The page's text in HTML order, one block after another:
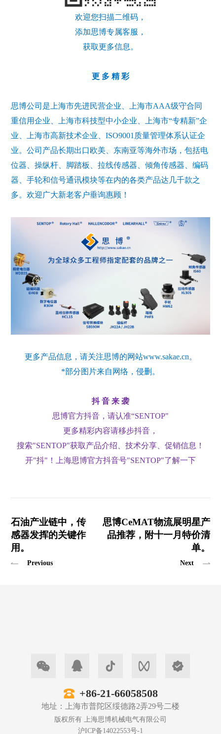
欢迎您扫描二维码，
添加思博专属客服，
获取更多信息。
更 多 精 彩
思博公司是上海市先进民营企业、上海市AAA级守合同
重信用企业、上海市科技型中小企业、上海市“专精新”企
业、上海市高新技术企业、ISO9001质量管理体系认证企
业。公司产品长期出口欧美、东南亚等海外市场，包括电
位器、操纵杆、脚踏板、拉线传感器、倾角传感器、编码
器、手轮和信号通讯模块等在内的各类产品达几千款之
多。欢迎广大新老客户垂询惠顾！
更多产品信息，请关注思博的网站www.sakae.cn。
*部分图片来自网络，侵删。
抖 音 来 袭
思博官方抖音，请认准“SENTOP"
更多精彩内容请移步抖音，
搜索"SENTOP"获取产品介绍、技术分享、促销信息！
开"抖"！上海思博官方抖音号"SENTOP"了解一下
石油产业链中，传
感器发挥的关键作
用。
Previous
思博CeMAT物流展明星产
品推荐，附十一月特价清
单。
Next
+86-21-66058508
地址：上海市普陀区绥德路2弄29号二楼
版权所有 上海思博机械电气有限公司
沪ICP备14022553号-1